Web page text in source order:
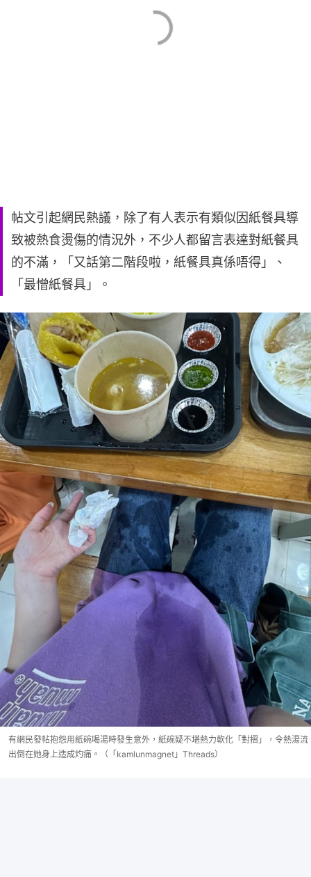
帖文引起網民熱議，除了有人表示有類似因紙餐具導
致被熱食燙傷的情況外，不少人都留言表達對紙餐具
的不滿，「又話第二階段啦，紙餐具真係唔得」、
「最憎紙餐具」。
有網民發帖抱怨用紙碗喝湯時發生意外，紙碗疑不堪熱力軟化「對摺」，令熱湯流
出倒在她身上造成灼痛。（「kamlunmagnet」Threads）